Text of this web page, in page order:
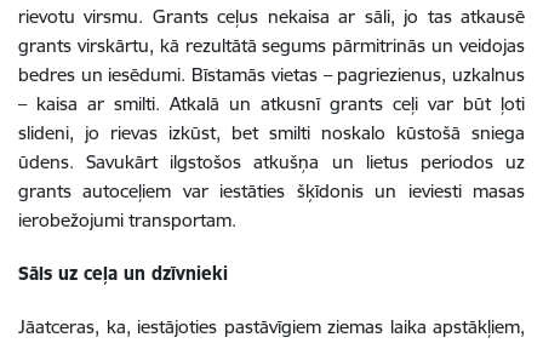
rievotu virsmu. Grants ceļus nekaisa ar sāli, jo tas atkausē
grants virskārtu, kā rezultātā segums pārmitrinās un veidojas
bedres un iesēdumi. Bīstamās vietas – pagriezienus, uzkalnus
– kaisa ar smilti. Atkalā un atkusnī grants ceļi var būt ļoti
slideni, jo rievas izkūst, bet smilti noskalo kūstošā sniega
ūdens. Savukārt ilgstošos atkušņa un lietus periodos uz
grants autoceļiem var iestāties šķīdonis un ieviesti masas
ierobežojumi transportam.
Sāls uz ceļa un dzīvnieki
Jāatceras, ka, iestājoties pastāvīgiem ziemas laika apstākļiem,